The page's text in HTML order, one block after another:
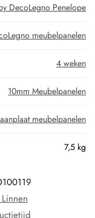
DecoLegno Penelope
meubelpanelen
4 weken
10mm Meubelpanelen
meubelpanelen
7,5 kg